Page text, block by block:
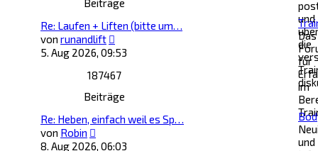
und
die
Beiträge
Re: Laufen + Liften (bitte um…
von runandlift
Beitrag
5. Aug 2026, 09:53
Das
für
im
187467
Beiträge
Re: Heben, einfach weil es Sp…
von Robin
Beitrag
8. Aug 2026, 06:03
und